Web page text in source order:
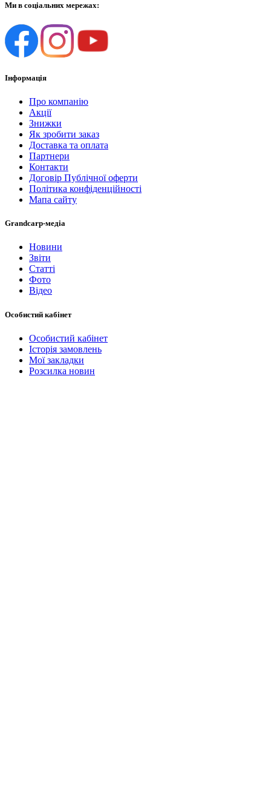
Ми в соціальних мережах:
Інформація
Про компанію
Акції
Знижки
Як зробити заказ
Доставка та оплата
Партнери
Контакти
Договір Публічної оферти
Політика конфіденційності
Мапа сайту
Grandcarp-медіа
Новини
Звіти
Статті
Фото
Відео
Особистий кабінет
Особистий кабінет
Історія замовлень
Мої закладки
Розсилка новин